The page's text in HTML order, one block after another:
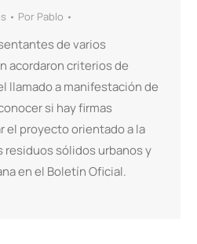
Por Pablo
de varios
acordaron criterios de
llamado a manifestación de
si hay firmas
el proyecto orientado a la
sólidos urbanos y
en el Boletín Oficial.